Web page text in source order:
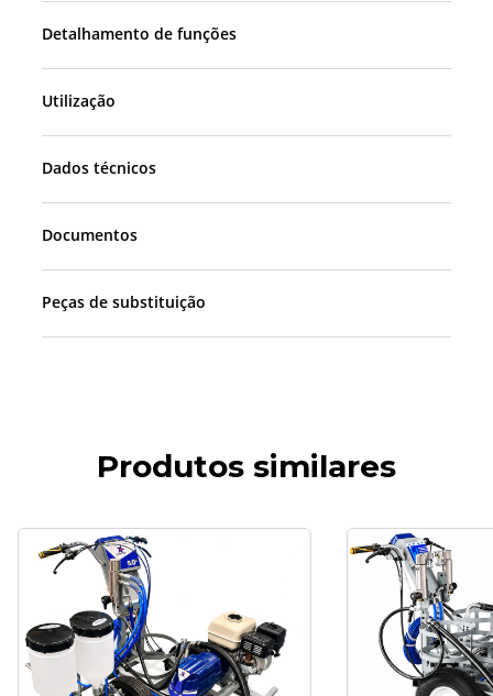
Detalhamento de funções
Utilização
Dados técnicos
Documentos
Peças de substituição
Produtos similares